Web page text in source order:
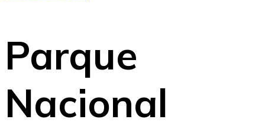
Parque
Nacional